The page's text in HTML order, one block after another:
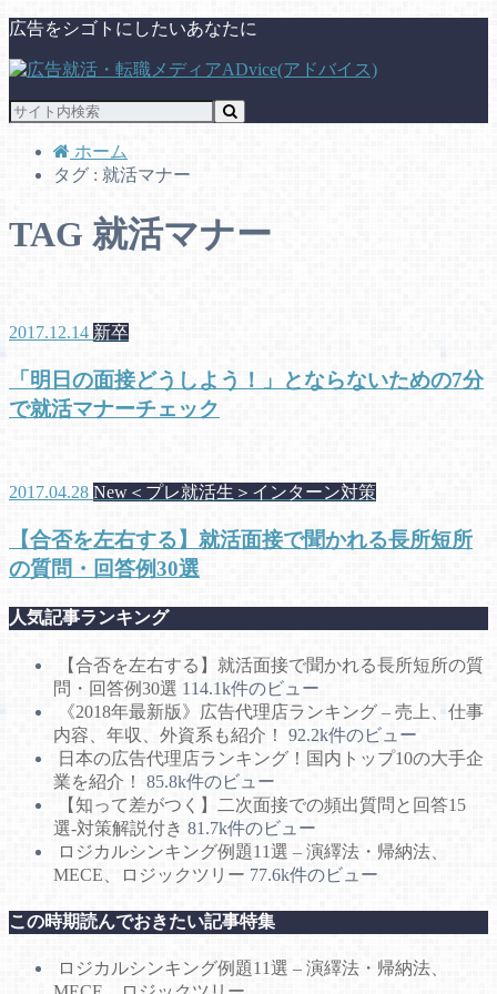
広告をシゴトにしたいあなたに
ホーム
タグ : 就活マナー
TAG 就活マナー
2017.12.14 新卒
「明日の面接どうしよう！」とならないための7分
で就活マナーチェック
2017.04.28 New＜プレ就活生＞インターン対策
【合否を左右する】就活面接で聞かれる長所短所
の質問・回答例30選
人気記事ランキング
【合否を左右する】就活面接で聞かれる長所短所の質
問・回答例30選 114.1k件のビュー
《2018年最新版》広告代理店ランキング – 売上、仕事
内容、年収、外資系も紹介！
92.2k件のビュー
日本の広告代理店ランキング！国内トップ10の大手企
業を紹介！
85.8k件のビュー
【知って差がつく】二次面接での頻出質問と回答15
選-対策解説付き 81.7k件のビュー
ロジカルシンキング例題11選 – 演繹法・帰納法、
MECE、ロジックツリー 77.6k件のビュー
この時期読んでおきたい記事特集
ロジカルシンキング例題11選 – 演繹法・帰納法、